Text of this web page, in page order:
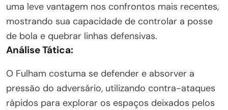
uma leve vantagem nos confrontos mais recentes,
mostrando sua capacidade de controlar a posse
de bola e quebrar linhas defensivas.
Análise Tática:
O Fulham costuma se defender e absorver a
pressão do adversário, utilizando contra-ataques
rápidos para explorar os espaços deixados pelos